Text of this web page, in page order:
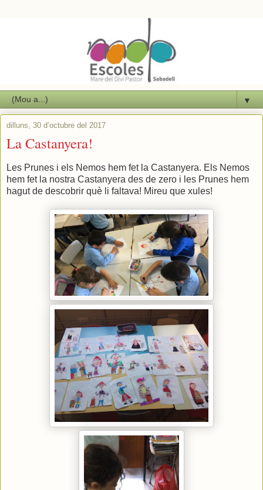
▼
dilluns, 30 d’octubre del 2017
La Castanyera!
Les Prunes i els Nemos hem fet la Castanyera. Els Nemos
hem fet la nostra Castanyera des de zero i les Prunes hem
hagut de descobrir què li faltava! Mireu que xules!